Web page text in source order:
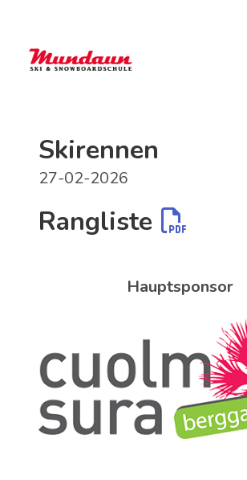
Skirennen
27-02-2026
Rangliste
Hauptsponsor